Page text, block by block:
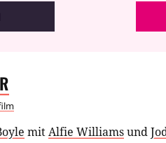
mitAlfie Williamsund